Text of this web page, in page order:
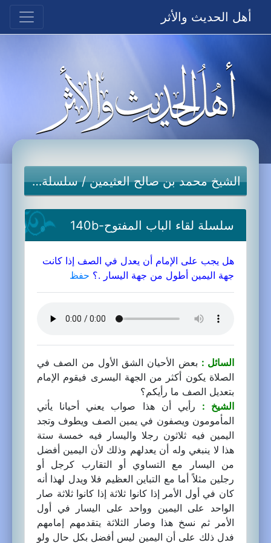
أهل الحديث والأثر
الشيخ محمد بن صالح العثيمين/سلسلة لقاء الباب المفتوح
سلسلة لقاء الباب المفتوح-140b
هل يجب على الإمام أن يعدل في الصف إذا كانت
جهة اليمين أطول من جهة اليسار .؟ حفظ
السائل : بعض الأحيان الشق الأول من الصف في
الصلاة يكون أكثر من الجهة اليسرى فيقوم الإمام
بتعديل الصف ما رأيكم؟
الشيخ : رأيي أن هذا صواب يعني أحيانا يأتي
المأمومون ويصفون في يمين الصف ويطوف وتجد
اليمين فيه ثلاثون رجلا واليسار فيه خمسة ستة
هذا لا ينبغي وله أن يعدلهم وذلك لأن اليمين أفضل
من اليسار مع التساوي أو التقارب كرجل أو
رجلين مثلاً أما مع التباين العظيم فلا ويدل لهذا أنه
كان في أول الأمر إذا كانوا ثلاثة إذا كانوا ثلاثة صار
الواحد على اليمين وواحد على اليسار في أول
الأمر ثم نسخ هذا وصار الثلاثة يتقدمهم إمامهم
فدل ذلك على أن اليمين ليس أفضل بكل حال ولو